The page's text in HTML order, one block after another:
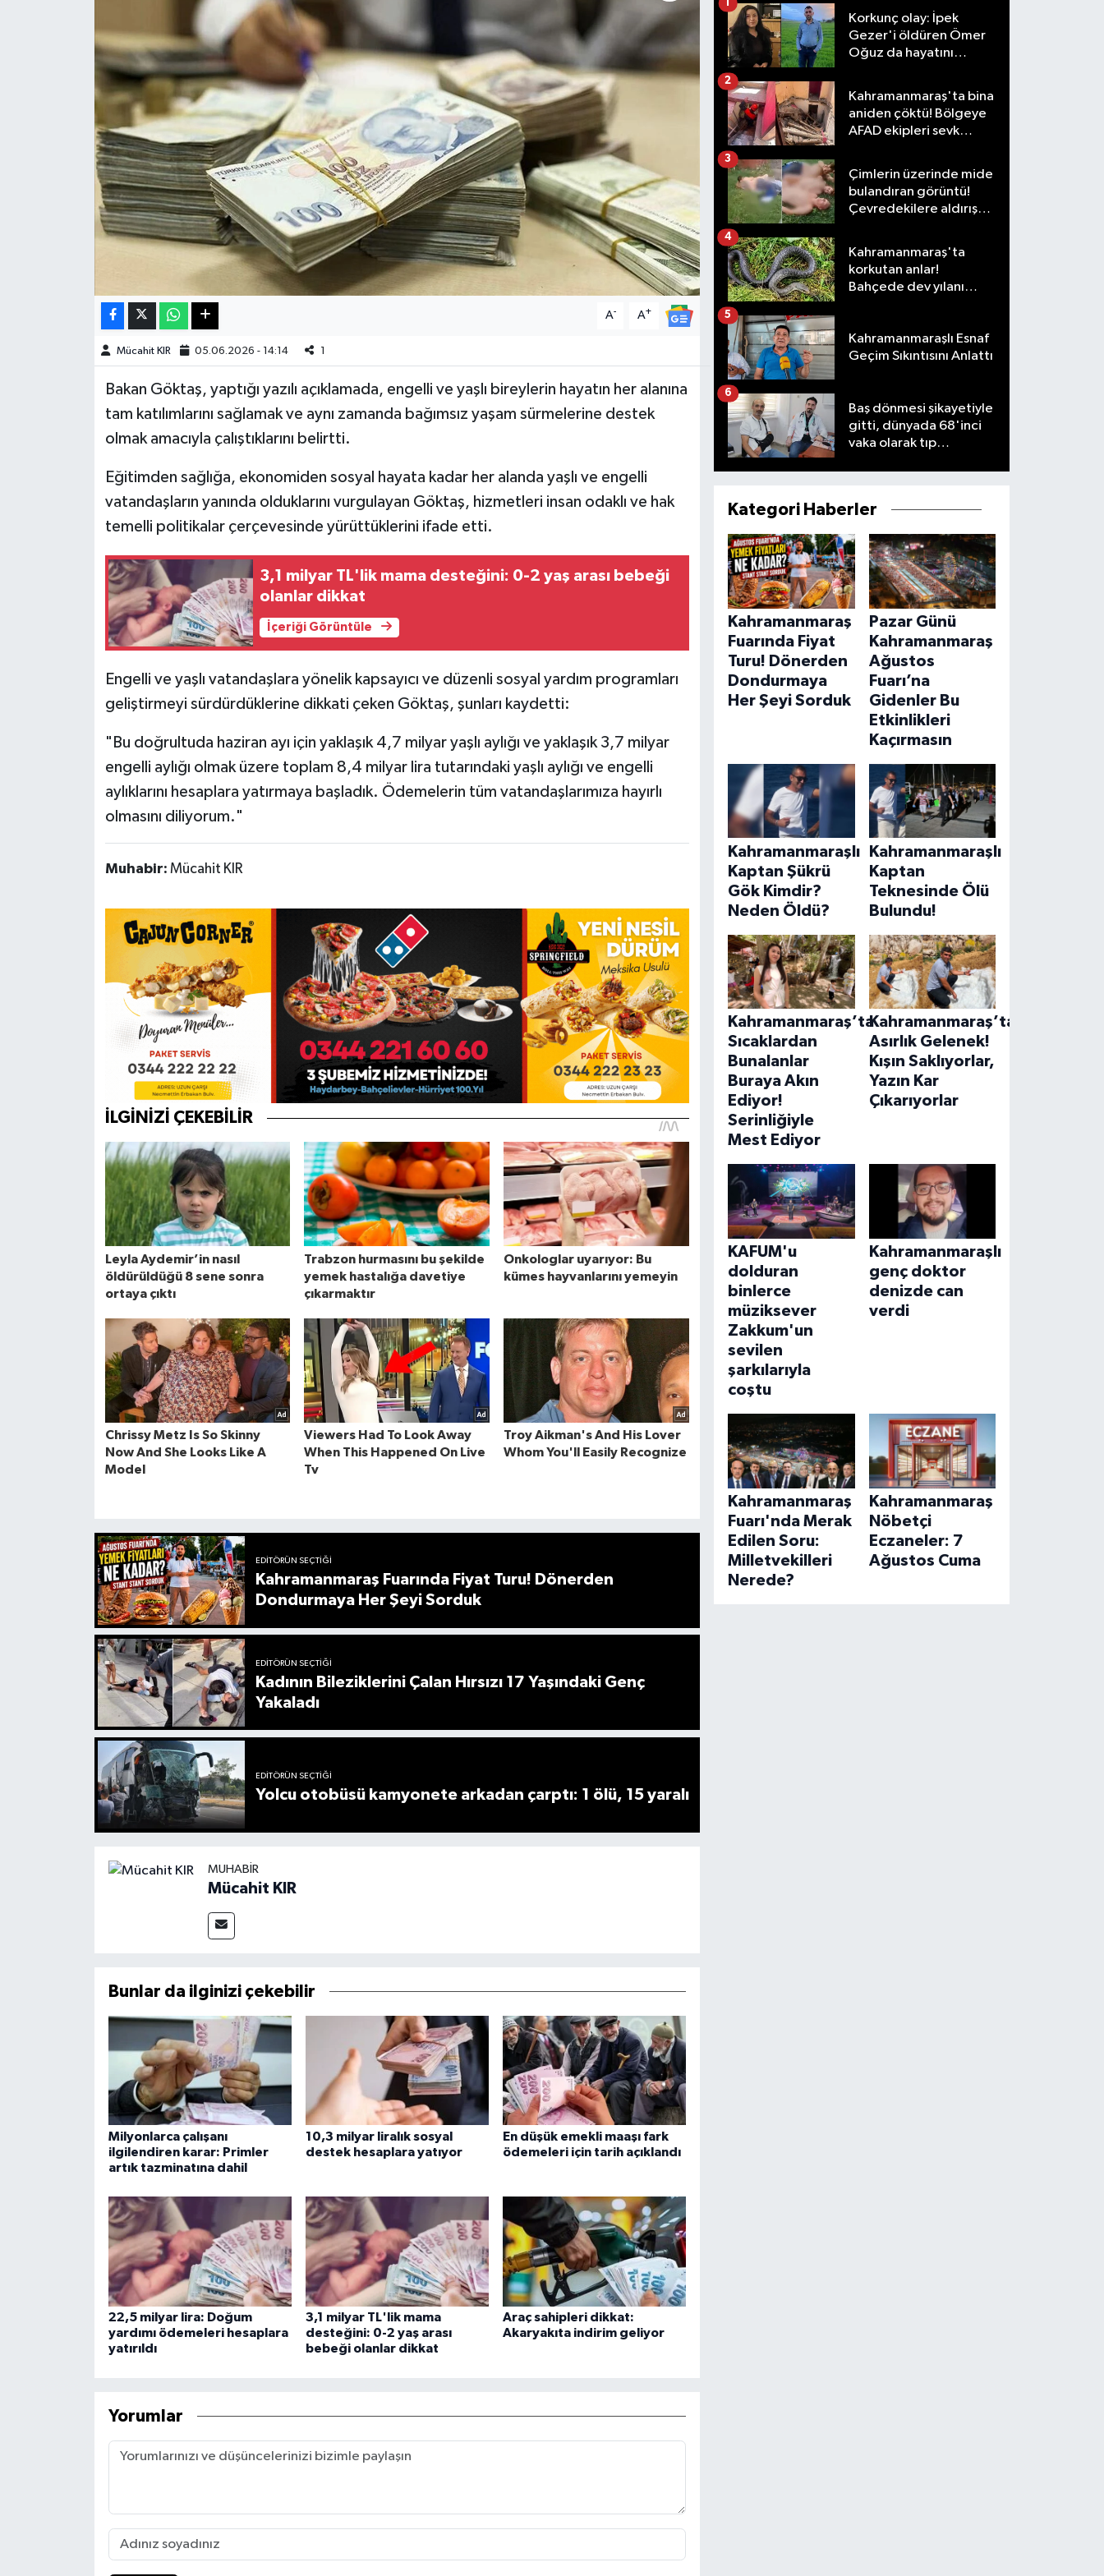
A- A+
Mücahit KIR 05.06.2026 - 14:14 1
Bakan Göktaş, yaptığı yazılı açıklamada, engelli ve yaşlı bireylerin hayatın her alanına
tam katılımlarını sağlamak ve aynı zamanda bağımsız yaşam sürmelerine destek
olmak amacıyla çalıştıklarını belirtti.
Eğitimden sağlığa, ekonomiden sosyal hayata kadar her alanda yaşlı ve engelli
vatandaşların yanında olduklarını vurgulayan Göktaş, hizmetleri insan odaklı ve hak
temelli politikalar çerçevesinde yürüttüklerini ifade etti.
3,1 milyar TL'lik mama desteğini: 0-2 yaş arası bebeği
olanlar dikkat
İçeriği Görüntüle
Engelli ve yaşlı vatandaşlara yönelik kapsayıcı ve düzenli sosyal yardım programları
geliştirmeyi sürdürdüklerine dikkati çeken Göktaş, şunları kaydetti:
"Bu doğrultuda haziran ayı için yaklaşık 4,7 milyar yaşlı aylığı ve yaklaşık 3,7 milyar
engelli aylığı olmak üzere toplam 8,4 milyar lira tutarındaki yaşlı aylığı ve engelli
aylıklarını hesaplara yatırmaya başladık. Ödemelerin tüm vatandaşlarımıza hayırlı
olmasını diliyorum."
Muhabir: Mücahit KIR
EDITÖRÜN SEÇTIĞI
Kahramanmaraş Fuarında Fiyat Turu! Dönerden
Dondurmaya Her Şeyi Sorduk
EDITÖRÜN SEÇTIĞI
Kadının Bileziklerini Çalan Hırsızı 17 Yaşındaki Genç
Yakaladı
EDITÖRÜN SEÇTIĞI
Yolcu otobüsü kamyonete arkadan çarptı: 1 ölü, 15 yaralı
MUHABIR
Mücahit KIR
Bunlar da ilginizi çekebilir
Milyonlarca çalışanı
ilgilendiren karar: Primler
artık tazminatına dahil
10,3 milyar liralık sosyal
destek hesaplara yatıyor
En düşük emekli maaşı fark
ödemeleri için tarih açıklandı
22,5 milyar lira: Doğum
yardımı ödemeleri hesaplara
yatırıldı
3,1 milyar TL'lik mama
desteğini: 0-2 yaş arası
bebeği olanlar dikkat
Araç sahipleri dikkat:
Akaryakıta indirim geliyor
Yorumlar
Korkunç olay: İpek
Gezer'i öldüren Ömer
Oğuz da hayatını
1
Kahramanmaraş'ta bina
aniden çöktü! Bölgeye
AFAD ekipleri sevk
2
Çimlerin üzerinde mide
bulandıran görüntü!
Çevredekilere aldırış
3
Kahramanmaraş'ta
korkutan anlar!
Bahçede dev yılanı
4
Kahramanmaraşlı Esnaf
Geçim Sıkıntısını Anlattı
5
Baş dönmesi şikayetiyle
gitti, dünyada 68'inci
vaka olarak tıp
6
Kategori Haberler
Kahramanmaraş
Fuarında Fiyat
Turu! Dönerden
Dondurmaya
Her Şeyi Sorduk
Pazar Günü
Kahramanmaraş
Ağustos
Fuarı’na
Gidenler Bu
Etkinlikleri
Kaçırmasın
Kahramanmaraşlı
Kaptan Şükrü
Gök Kimdir?
Neden Öldü?
Kahramanmaraşlı
Kaptan
Teknesinde Ölü
Bulundu!
Kahramanmaraş’ta
Sıcaklardan
Bunalanlar
Buraya Akın
Ediyor!
Serinliğiyle
Mest Ediyor
Kahramanmaraş’ta
Asırlık Gelenek!
Kışın Saklıyorlar,
Yazın Kar
Çıkarıyorlar
KAFUM'u
dolduran
binlerce
müziksever
Zakkum'un
sevilen
şarkılarıyla
coştu
Kahramanmaraşlı
genç doktor
denizde can
verdi
Kahramanmaraş
Fuarı'nda Merak
Edilen Soru:
Milletvekilleri
Nerede?
Kahramanmaraş
Nöbetçi
Eczaneler: 7
Ağustos Cuma
Haberde İnsan
Kültür Sanat
Magazin
Manşet Altı
Manşetler
Resmi İlan
SürManşet
KAHRAMANMARAŞ